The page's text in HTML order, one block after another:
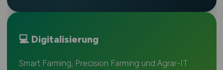
💻 Digitalisierung
Smart Farming, Precision Farming und Agrar-IT